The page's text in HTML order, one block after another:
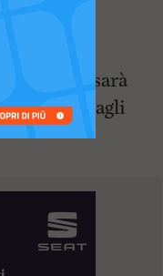
delle
idrico sarà
agli